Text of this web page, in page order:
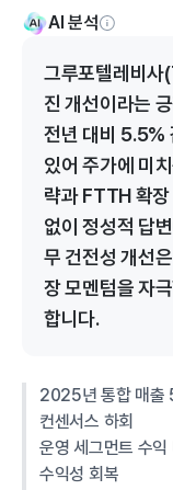
AI 분석
그루포텔레비사
진 개선이라는
전년 대비 5.5%
있어 주가에 미
략과 FTTH 확장
없이 정성적 답
무 건전성 개선
장 모멘텀을 자
합니다.
2025년 통합 매출
컨센서스 하회
운영 세그먼트 수
수익성 회복